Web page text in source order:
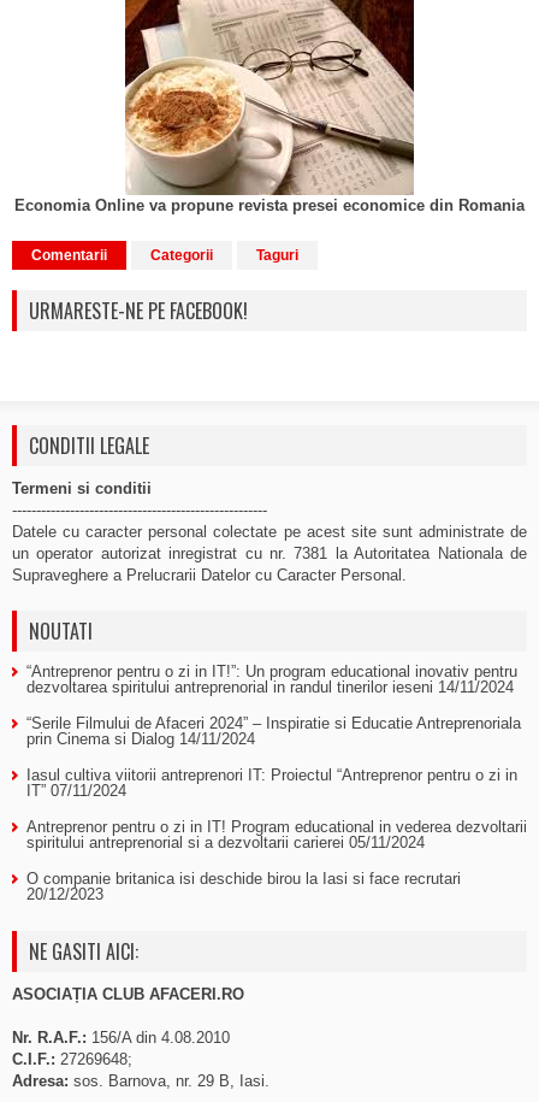
Economia Online va propune revista presei economice din Romania
Comentarii Categorii Taguri
URMARESTE-NE PE FACEBOOK!
CONDITII LEGALE
Termeni si conditii
-----------------------------------------------------
Datele cu caracter personal colectate pe acest site sunt administrate de
un operator autorizat inregistrat cu nr. 7381 la Autoritatea Nationala de
Supraveghere a Prelucrarii Datelor cu Caracter Personal.
NOUTATI
“Antreprenor pentru o zi in IT!”: Un program educational inovativ pentru
dezvoltarea spiritului antreprenorial in randul tinerilor ieseni 14/11/2024
“Serile Filmului de Afaceri 2024” – Inspiratie si Educatie Antreprenoriala
prin Cinema si Dialog 14/11/2024
Iasul cultiva viitorii antreprenori IT: Proiectul “Antreprenor pentru o zi in
IT” 07/11/2024
Antreprenor pentru o zi in IT! Program educational in vederea dezvoltarii
spiritului antreprenorial si a dezvoltarii carierei 05/11/2024
O companie britanica isi deschide birou la Iasi si face recrutari
20/12/2023
NE GASITI AICI:
ASOCIAȚIA CLUB AFACERI.RO
Nr. R.A.F.: 156/A din 4.08.2010
C.I.F.: 27269648;
Adresa: sos. Barnova, nr. 29 B, Iasi.